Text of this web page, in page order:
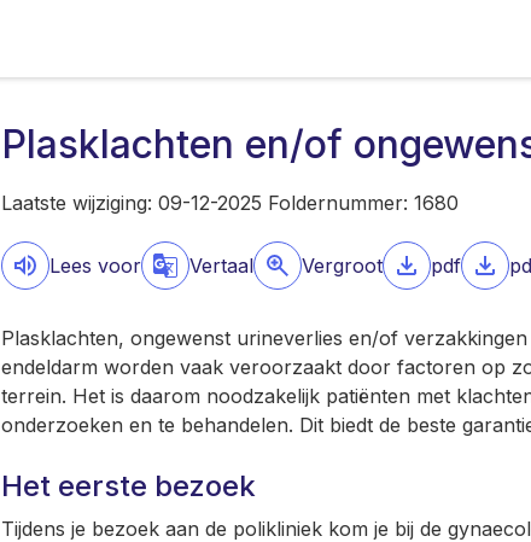
Plasklachten en/of
Laatste wijziging: 09-12-2025 Foldernummer: 1680
Lees voor Vertaal Vergroot pdf
Plasklachten, ongewenst urineverlies en/of
endeldarm worden vaak veroorzaakt door factoren op
terrein. Het is daarom noodzakelijk patiënten met
onderzoeken en te behandelen. Dit biedt de beste
Het eerste bezoek
Tijdens je bezoek aan de polikliniek kom je bij de